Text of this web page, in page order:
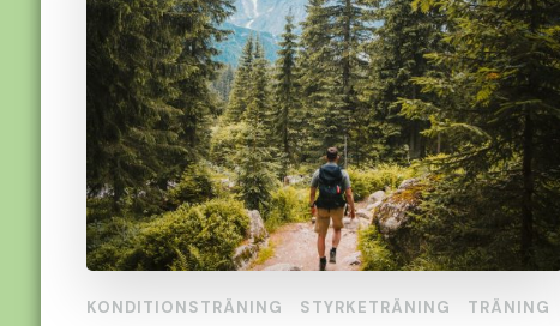
KONDITIONSTRÄNING STYRKETRÄNING TRÄNING